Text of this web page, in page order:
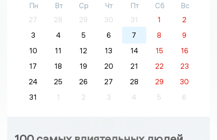
Пн Вт Ср Чт Пт Сб
Вс
27
28 29 30 31 1
2
3
4 5 6 7 8
9
10
11 12 13 14 15
16
17
18 19 20 21 22
23
24
25 26 27 28 29
30
31
1 2 3 4 5 6